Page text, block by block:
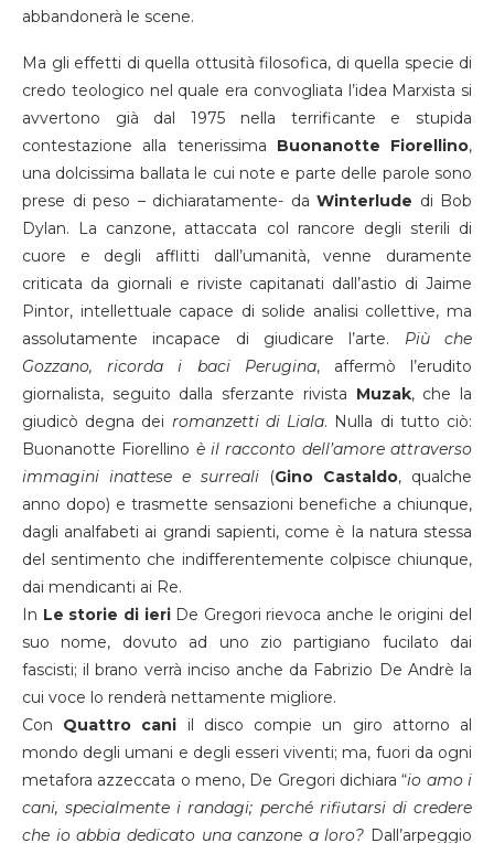
abbandonerà le scene.
Ma gli effetti di quella ottusità filosofica, di quella specie di
credo teologico nel quale era convogliata l’idea Marxista si
avvertono già dal 1975 nella terrificante e stupida
contestazione alla tenerissima Buonanotte Fiorellino,
una dolcissima ballata le cui note e parte delle parole sono
prese di peso – dichiaratamente- da Winterlude di Bob
Dylan. La canzone, attaccata col rancore degli sterili di
cuore e degli afflitti dall’umanità, venne duramente
criticata da giornali e riviste capitanati dall’astio di Jaime
Pintor, intellettuale capace di solide analisi collettive, ma
assolutamente incapace di giudicare l’arte. Più che
Gozzano, ricorda i baci Perugina, affermò l’erudito
giornalista, seguito dalla sferzante rivista Muzak, che la
giudicò degna dei romanzetti di Liala. Nulla di tutto ciò:
Buonanotte Fiorellino è il racconto dell’amore attraverso
immagini inattese e surreali
(Gino Castaldo, qualche
anno dopo) e trasmette sensazioni benefiche a chiunque,
dagli analfabeti ai grandi sapienti, come è la natura stessa
del sentimento che indifferentemente colpisce chiunque,
dai mendicanti ai Re.
In Le storie di ieriDe Gregori rievoca anche le origini del
suo nome, dovuto ad uno zio partigiano fucilato dai
fascisti; il brano verrà inciso anche da Fabrizio De Andrè la
cui voce lo renderà nettamente migliore.
Con Quattro cani il disco compie un giro attorno al
mondo degli umani e degli esseri viventi; ma, fuori da ogni
metafora azzeccata o meno, De Gregori dichiara “io amo i
cani, specialmente i randagi; perché rifiutarsi di credere
che io abbia dedicato una canzone a loro? Dall’arpeggio